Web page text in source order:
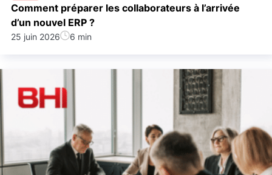
Comment préparer les collaborateurs à l’arrivée
d’un nouvel ERP ?
25 juin 2026 6 min